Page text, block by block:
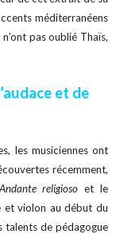
méditerranéens
pas oublié Thaïs,
et de
les musiciennes ont
récemment,
Andante religiosoet le
et violon au début du
talents de pédagogue